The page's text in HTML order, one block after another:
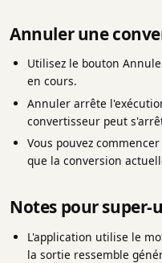
Annuler une
Utilisez le bouton
en cours.
Annuler arrête
convertisseur peut
Vous pouvez
que la conversion
Notes pour super-
L'application utilise le
la sortie ressemble